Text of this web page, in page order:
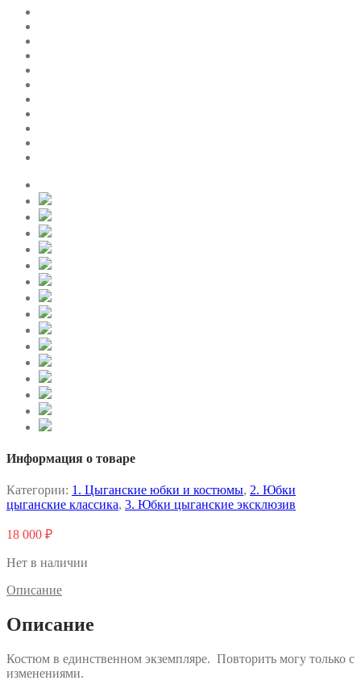
Информация о товаре
Категории: 1. Цыганские юбки и костюмы, 2. Юбки
цыганские классика, 3. Юбки цыганские эксклюзив
18 000 ₽
Нет в наличии
Описание
Описание
Костюм в единственном экземпляре. Повторить могу только с
изменениями.